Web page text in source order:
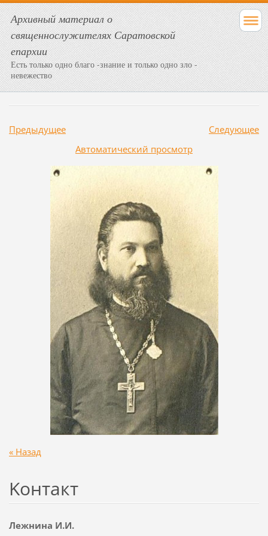
Архивный материал о
священнослужителях Саратовской
епархии
Есть только одно благо -знание и только одно зло -
невежество
Предыдущее
Следующее
Aвтоматический просмотр
« Назад
Koнтакт
Лежнина И.И.